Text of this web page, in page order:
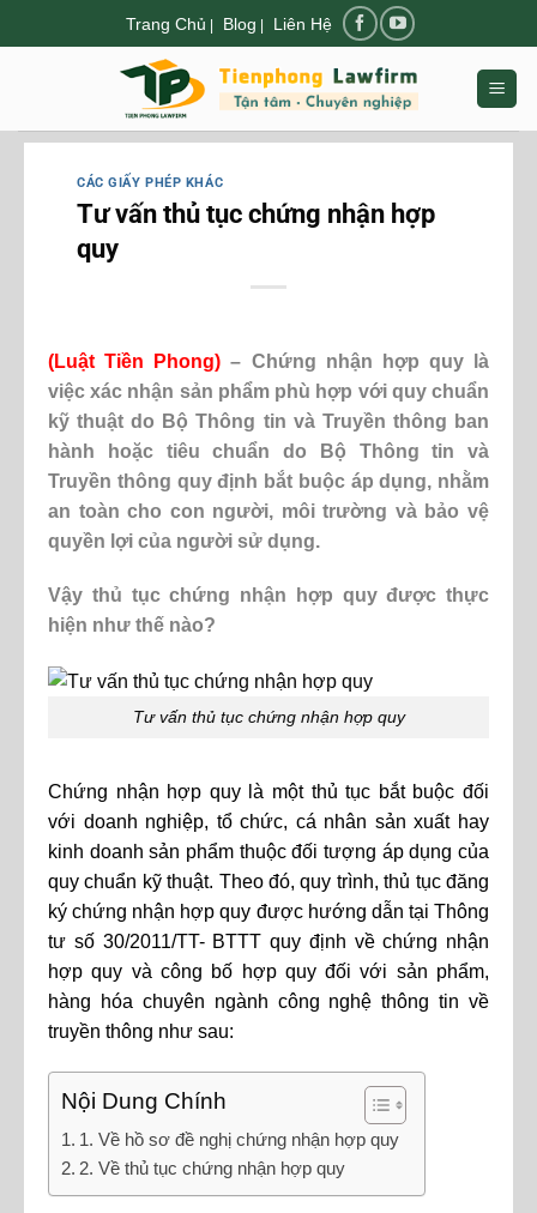
đến
Trang Chủ | Blog | Liên Hệ
CÁC GIẤY PHÉP KHÁC
Tư vấn thủ tục chứng nhận hợp
quy
(Luật Tiền Phong) – Chứng nhận hợp quy là
việc xác nhận sản phẩm phù hợp với quy chuẩn
kỹ thuật do Bộ Thông tin và Truyền thông ban
hành hoặc tiêu chuẩn do Bộ Thông tin và
Truyền thông quy định bắt buộc áp dụng, nhằm
an toàn cho con người, môi trường và bảo vệ
quyền lợi của người sử dụng.
Vậy thủ tục chứng nhận hợp quy được thực
hiện như thế nào?
Tư vấn thủ tục chứng nhận hợp quy
Chứng nhận hợp quy là một thủ tục bắt buộc đối
với doanh nghiệp, tổ chức, cá nhân sản xuất hay
kinh doanh sản phẩm thuộc đối tượng áp dụng của
quy chuẩn kỹ thuật. Theo đó, quy trình, thủ tục đăng
ký chứng nhận hợp quy được hướng dẫn tại Thông
tư số 30/2011/TT- BTTT quy định về chứng nhận
hợp quy và công bố hợp quy đối với sản phẩm,
hàng hóa chuyên ngành công nghệ thông tin về
truyền thông như sau:
Nội Dung Chính
1. Về hồ sơ đề nghị chứng nhận hợp quy
2. Về thủ tục chứng nhận hợp quy